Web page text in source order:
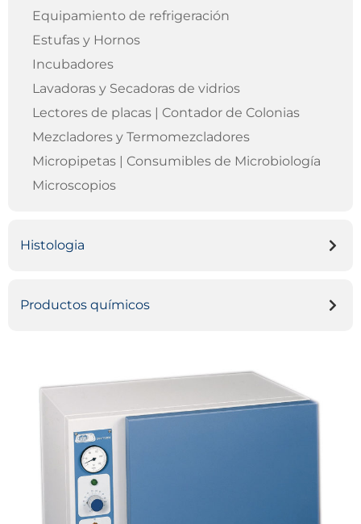
Equipamiento de refrigeración
Estufas y Hornos
Incubadores
Lavadoras y Secadoras de vidrios
Lectores de placas | Contador de Colonias
Mezcladores y Termomezcladores
Micropipetas | Consumibles de Microbiología
Microscopios
Histologia
Productos químicos